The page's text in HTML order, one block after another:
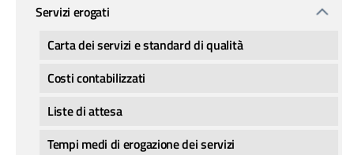
Servizi erogati
Carta dei servizi e standard di qualità
Costi contabilizzati
Liste di attesa
Tempi medi di erogazione dei servizi